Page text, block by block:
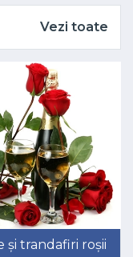
Vezi toate
și trandafiri roșii